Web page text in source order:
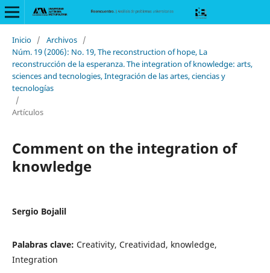
Inicio / Archivos /
Núm. 19 (2006): No. 19, The reconstruction of hope, La
reconstrucción de la esperanza. The integration of knowledge: arts,
sciences and tecnologies, Integración de las artes, ciencias y
tecnologías
/
Artículos
Comment on the integration of
knowledge
Sergio Bojalil
Palabras clave: Creativity, Creatividad, knowledge,
Integration